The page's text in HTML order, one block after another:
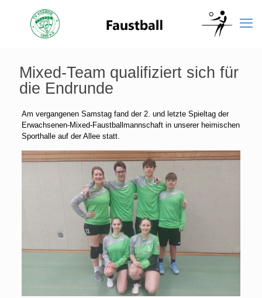
Mixed-Team qualifiziert sich für
die Endrunde
Am vergangenen Samstag fand der 2. und letzte Spieltag der
Erwachsenen-Mixed-Faustballmannschaft in unserer heimischen
Sporthalle auf der Allee statt.